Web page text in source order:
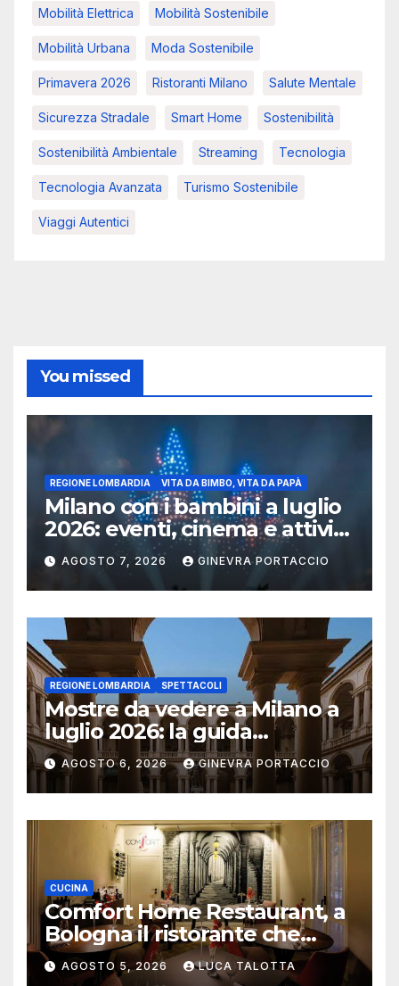
Mobilità Elettrica Mobilità Sostenibile
Mobilità Urbana Moda Sostenibile
Primavera 2026 Ristoranti Milano Salute Mentale
Sicurezza Stradale Smart Home Sostenibilità
Sostenibilità Ambientale Streaming Tecnologia
Tecnologia Avanzata Turismo Sostenibile
Viaggi Autentici
You missed
REGIONE LOMBARDIA VITA DA BIMBO, VITA DA PAPÀ
Milano con i bambini a luglio
2026: eventi, cinema e attività
per famiglie
AGOSTO 7, 2026 GINEVRA PORTACCIO
REGIONE LOMBARDIA SPETTACOLI
Mostre da vedere a Milano a
luglio 2026: la guida
aggiornata
AGOSTO 6, 2026 GINEVRA PORTACCIO
CUCINA
Comfort Home Restaurant, a
Bologna il ristorante che
trasforma l’ospitalità in
un’esperienza di casa
AGOSTO 5, 2026 LUCA TALOTTA